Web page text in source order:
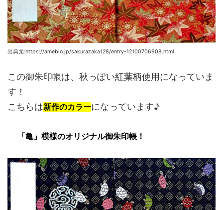
出典元:https://ameblo.jp/sakurazaka128/entry-12100706908.html
この御朱印帳は、秋っぽい紅葉柄使用になっていま
す！
こちらは新作のカラーになっています♪
「亀」模様のオリジナル御朱印帳！